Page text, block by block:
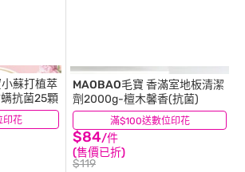
印花
蘇打植萃
抗菌25顆
滿$100送數位印花
MAOBAO毛寶 香滿室地板清潔
劑2000g-檀木馨香(抗菌)
$84/件
(售價已折)
$119
(2)